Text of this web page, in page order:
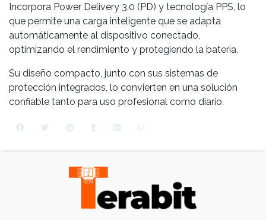
Incorpora Power Delivery 3.0 (PD) y tecnología PPS, lo
que permite una carga inteligente que se adapta
automáticamente al dispositivo conectado,
optimizando el rendimiento y protegiendo la batería.
Su diseño compacto, junto con sus sistemas de
protección integrados, lo convierten en una solución
confiable tanto para uso profesional como diario.